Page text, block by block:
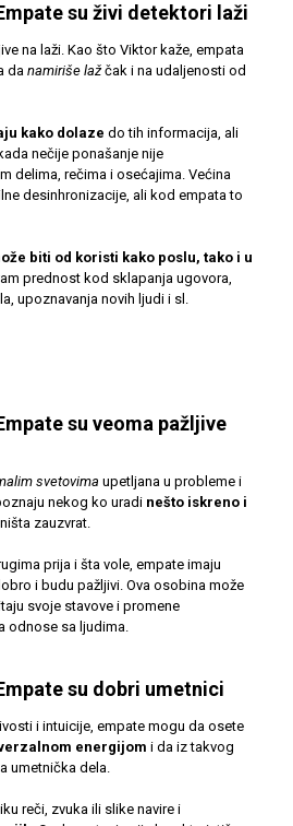
su živi detektori laži
na laži. Kao što Viktor kaže, empata
da namiriše lažčak i na udaljenosti od
kako dolaze do tih informacija, ali
nečije ponašanje nije
delima, rečima i osećajima. Većina
desinhronizacije, ali kod empata to
biti od koristi kako poslu, tako i u
prednost kod sklapanja ugovora,
upoznavanja novih ljudi i sl.
su veoma pažljive
svetovima upetljana u probleme i
nekog ko uradi nešto iskreno i
zauzvrat.
prija i šta vole, empate imaju
i budu pažljivi. Ova osobina može
svoje stavove i promene
odnose sa ljudima.
su dobri umetnici
i intuicije, empate mogu da osete
energijom i da iz takvog
umetnička dela.
reči, zvuka ili slike navire i